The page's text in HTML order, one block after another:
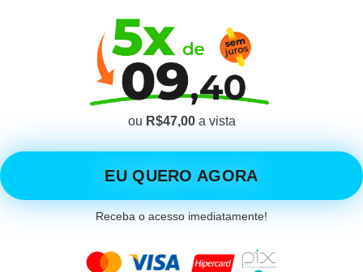
ou R$47,00a vista
EU QUERO AGORA
Receba o acesso imediatamente!